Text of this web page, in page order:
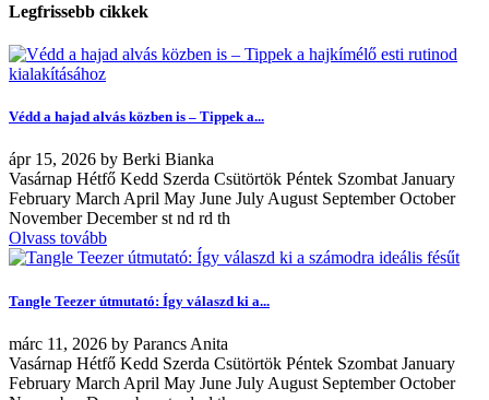
Legfrissebb cikkek
Védd a hajad alvás közben is – Tippek a...
ápr 15, 2026 by Berki Bianka
Vasárnap Hétfő Kedd Szerda Csütörtök Péntek Szombat January
February March April May June July August September October
November December st nd rd th
Olvass tovább
Tangle Teezer útmutató: Így válaszd ki a...
márc 11, 2026 by Parancs Anita
Vasárnap Hétfő Kedd Szerda Csütörtök Péntek Szombat January
February March April May June July August September October